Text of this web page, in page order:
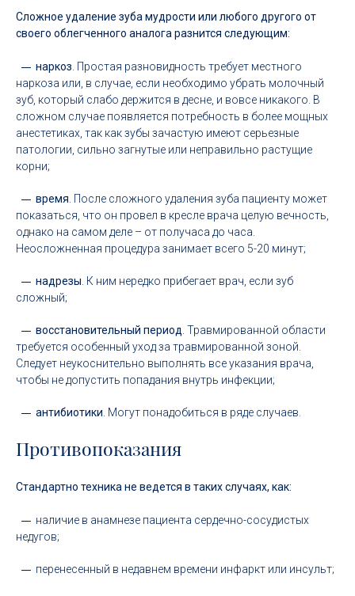
Сложное удаление зуба мудрости или любого другого от
своего облегченного аналога разнится следующим:
наркоз. Простая разновидность требует местного
наркоза или, в случае, если необходимо убрать молочный
зуб, который слабо держится в десне, и вовсе никакого. В
сложном случае появляется потребность в более мощных
анестетиках, так как зубы зачастую имеют серьезные
патологии, сильно загнутые или неправильно растущие
корни;
время. После сложного удаления зуба пациенту может
показаться, что он провел в кресле врача целую вечность,
однако на самом деле – от получаса до часа.
Неосложненная процедура занимает всего 5-20 минут;
надрезы. К ним нередко прибегает врач, если зуб
сложный;
восстановительный период. Травмированной области
требуется особенный уход за травмированной зоной.
Следует неукоснительно выполнять все указания врача,
чтобы не допустить попадания внутрь инфекции;
антибиотики. Могут понадобиться в ряде случаев.
Противопоказания
Стандартно техника не ведется в таких случаях, как:
наличие в анамнезе пациента сердечно-сосудистых
недугов;
перенесенный в недавнем времени инфаркт или инсульт;